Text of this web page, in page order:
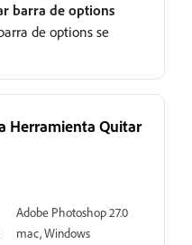
barra de options
de options se
Herramienta Quitar
Adobe Photoshop 27.0
mac, Windows